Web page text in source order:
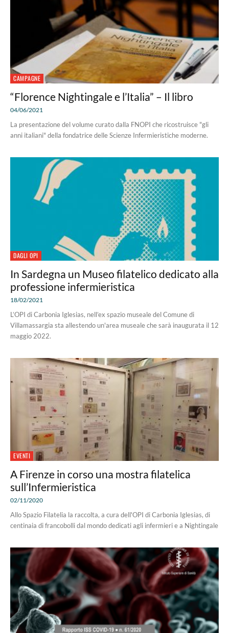
CAMPAGNE
“Florence Nightingale e l’Italia” – Il libro
04/06/2021
La presentazione del volume curato dalla FNOPI che ricostruisce "gli
anni italiani" della fondatrice delle Scienze Infermieristiche moderne.
DAGLI OPI
In Sardegna un Museo filatelico dedicato alla
professione infermieristica
18/02/2021
L’OPI di Carbonia Iglesias, nell’ex spazio museale del Comune di
Villamassargia sta allestendo un'area museale che sarà inaugurata il 12
maggio 2022.
EVENTI
A Firenze in corso una mostra filatelica
sull’Infermieristica
02/11/2020
Allo Spazio Filatelia la raccolta, a cura dell'OPI di Carbonia Iglesias, di
centinaia di francobolli dal mondo dedicati agli infermieri e a Nightingale